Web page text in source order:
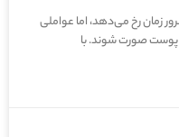
زمان رخ می‌دهد، اما عواملی
پوست صورت شوند. با